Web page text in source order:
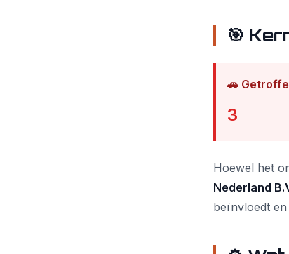
🎯
🚗
3
Hoewel het
Nederland
beïnvloedt